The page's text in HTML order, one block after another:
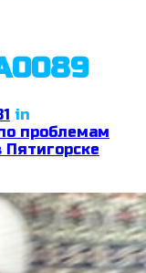
in
проблемам
Пятигорске